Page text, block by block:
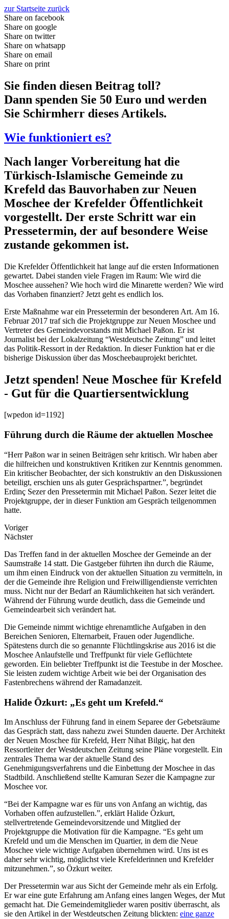
zur Startseite zurück
Share on facebook
Share on google
Share on twitter
Share on whatsapp
Share on email
Share on print
Sie finden diesen Beitrag toll?
Dann spenden Sie 50 Euro und werden
Sie Schirmherr dieses Artikels.
Wie funktioniert es?
Nach langer Vorbereitung hat die
Türkisch-Islamische Gemeinde zu
Krefeld das Bauvorhaben zur Neuen
Moschee der Krefelder Öffentlichkeit
vorgestellt. Der erste Schritt war ein
Pressetermin, der auf besondere Weise
zustande gekommen ist.
Die Krefelder Öffentlichkeit hat lange auf die ersten Informationen
gewartet. Dabei standen viele Fragen im Raum: Wie wird die
Moschee aussehen? Wie hoch wird die Minarette werden? Wie wird
das Vorhaben finanziert? Jetzt geht es endlich los.
Erste Maßnahme war ein Pressetermin der besonderen Art. Am 16.
Februar 2017 traf sich die Projektgruppe zur Neuen Moschee und
Vertreter des Gemeindevorstands mit Michael Paßon. Er ist
Journalist bei der Lokalzeitung “Westdeutsche Zeitung” und leitet
das Politik-Ressort in der Redaktion. In dieser Funktion hat er die
bisherige Diskussion über das Moscheebauprojekt berichtet.
Jetzt spenden! Neue Moschee für Krefeld
- Gut für die Quartiersentwicklung
[wpedon id=1192]
Führung durch die Räume der aktuellen Moschee
“Herr Paßon war in seinen Beiträgen sehr kritisch. Wir haben aber
die hilfreichen und konstruktiven Kritiken zur Kenntnis genommen.
Ein kritischer Beobachter, der sich konstruktiv an den Diskussionen
beteiligt, erschien uns als guter Gesprächspartner.”, begründet
Erdinç Sezer den Pressetermin mit Michael Paßon. Sezer leitet die
Projektgruppe, der in dieser Funktion am Gespräch teilgenommen
hatte.
Voriger
Nächster
Das Treffen fand in der aktuellen Moschee der Gemeinde an der
Saumstraße 14 statt. Die Gastgeber führten ihn durch die Räume,
um ihm einen Eindruck von der aktuellen Situation zu vermitteln, in
der die Gemeinde ihre Religion und Freiwilligendienste verrichten
muss. Nicht nur der Bedarf an Räumlichkeiten hat sich verändert.
Während der Führung wurde deutlich, dass die Gemeinde und
Gemeindearbeit sich verändert hat.
Die Gemeinde nimmt wichtige ehrenamtliche Aufgaben in den
Bereichen Senioren, Elternarbeit, Frauen oder Jugendliche.
Spätestens durch die so genannte Flüchtlingskrise aus 2016 ist die
Moschee Anlaufstelle und Treffpunkt für viele Geflüchtete
geworden. Ein beliebter Treffpunkt ist die Teestube in der Moschee.
Sie leisten zudem wichtige Arbeit wie bei der Organisation des
Fastenbrechens während der Ramadanzeit.
Halide Özkurt: „Es geht um Krefeld.“
Im Anschluss der Führung fand in einem Separee der Gebetsräume
das Gespräch statt, dass nahezu zwei Stunden dauerte. Der Architekt
der Neuen Moschee für Krefeld, Herr Nihat Bilgiç, hat den
Ressortleiter der Westdeutschen Zeitung seine Pläne vorgestellt. Ein
zentrales Thema war der aktuelle Stand des
Genehmigungsverfahrens und die Einbettung der Moschee in das
Stadtbild. Anschließend stellte Kamuran Sezer die Kampagne zur
Moschee vor.
“Bei der Kampagne war es für uns von Anfang an wichtig, das
Vorhaben offen aufzustellen.”, erklärt Halide Özkurt,
stellvertretende Gemeindevorsitzende und Mitglied der
Projektgruppe die Motivation für die Kampagne. “Es geht um
Krefeld und um die Menschen im Quartier, in dem die Neue
Moschee viele wichtige Aufgaben übernehmen wird. Uns ist es
daher sehr wichtig, möglichst viele Krefelderinnen und Krefelder
mitzunehmen.”, so Özkurt weiter.
Der Pressetermin war aus Sicht der Gemeinde mehr als ein Erfolg.
Er war eine gute Erfahrung am Anfang eines langen Weges, der Mut
gemacht hat. Die Gemeindemitglieder waren positiv überrascht, als
sie den Artikel in der Westdeutschen Zeitung blickten: eine ganze